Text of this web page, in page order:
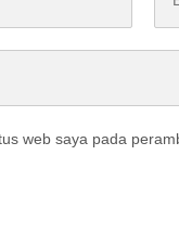
web saya pada